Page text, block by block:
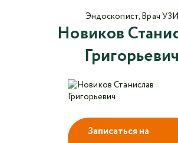
Записаться на
Новиков
Григорьевич
Эндоскопист, Врач УЗИ
Текст отзыва*
Ваша оценка